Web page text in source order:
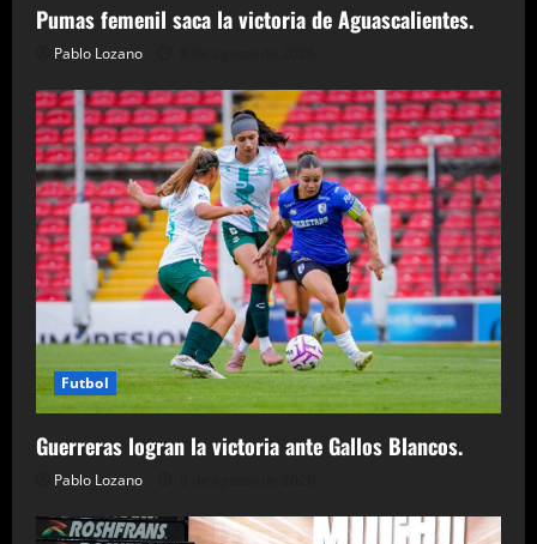
Pumas femenil saca la victoria de Aguascalientes.
Pablo Lozano
Futbol
Guerreras logran la victoria ante Gallos Blancos.
Pablo Lozano